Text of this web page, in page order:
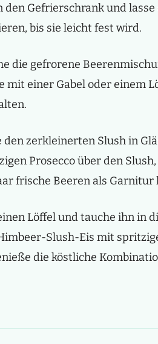
den Gefrierschrank und
bis sie leicht fest wird.
die gefrorene
mit einer Gabel oder einem
zerkleinerten Slush in
Prosecco über den
frische Beeren als Garnitur
Löffel und tauche ihn in
Slush-Eis mit
die köstliche